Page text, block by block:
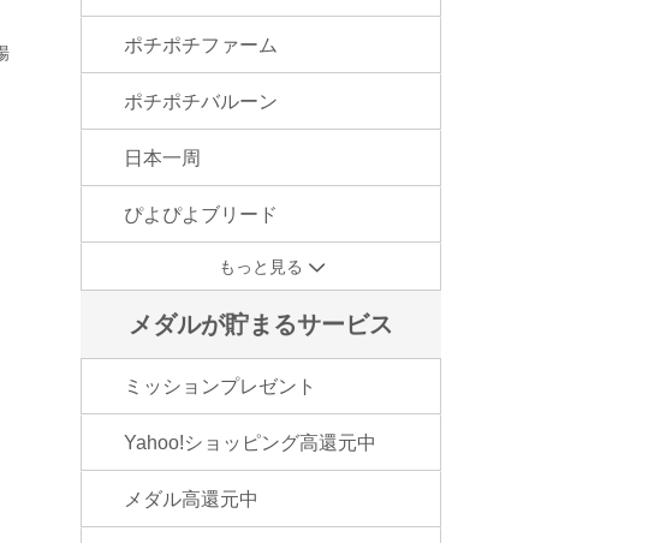
ポチポチファーム
ポチポチバルーン
日本一周
ぴよぴよブリード
もっと見る
メダルが貯まるサービス
ミッションプレゼント
Yahoo!ショッピング高還元中
メダル高還元中